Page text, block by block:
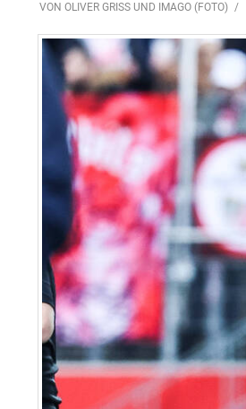
VON OLIVER GRISS UND IMAGO (FOTO)